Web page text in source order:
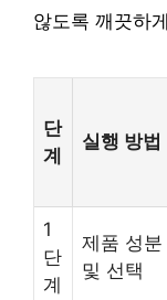
않도록 깨끗하
단
계
실행 방법
1
단
계
제품 성분
및 선택